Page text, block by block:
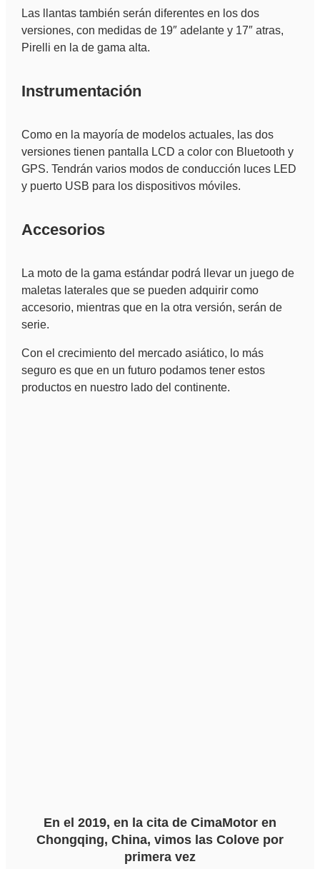
Las llantas también serán diferentes en los dos
versiones, con medidas de 19″ adelante y 17″ atras,
Pirelli en la de gama alta.
Instrumentación
Como en la mayoría de modelos actuales, las dos
versiones tienen pantalla LCD a color con Bluetooth y
GPS. Tendrán varios modos de conducción luces LED
y puerto USB para los dispositivos móviles.
Accesorios
La moto de la gama estándar podrá llevar un juego de
maletas laterales que se pueden adquirir como
accesorio, mientras que en la otra versión, serán de
serie.
Con el crecimiento del mercado asiático, lo más
seguro es que en un futuro podamos tener estos
productos en nuestro lado del continente.
En el 2019, en la cita de CimaMotor en
Chongqing, China, vimos las Colove por
primera vez